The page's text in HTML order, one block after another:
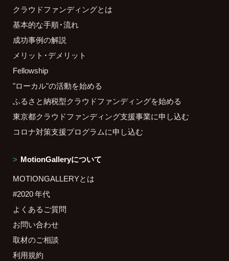
クラウドファンディングとは
基本的な手順・流れ
成功事例の解説
メリット・デメリット
Fellowship
"ローカル"の活動を始める
ふるさと納税型クラウドファンディングを始める
東京都クラウドファンディング支援事業に申し込む
コロナ対策支援プログラムに申し込む
MotionGalleryについて
MOTIONGALLERYとは
#2020 年代
よくあるご質問
お問い合わせ
取材のご相談
利用規約